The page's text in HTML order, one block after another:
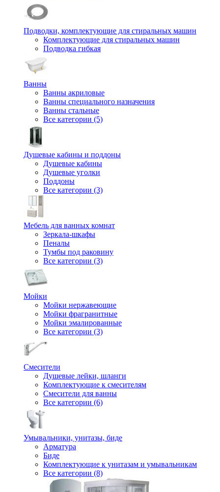
Подводки, комплектующие для стиральных машин
Комплектующие для стиральных машин
Подводка гибкая
Ванны
Ванны акриловые
Ванны специального назначения
Ванны стальные
Все категории (5)
Душевые кабины и поддоны
Душевые кабины
Душевые уголки
Поддоны
Все категории (3)
Мебель для ванных комнат
Зеркала-шкафы
Пеналы
Тумбы под раковину
Все категории (3)
Мойки
Мойки нержавеющие
Мойки фрагранитные
Мойки эмалированные
Все категории (3)
Смесители
Душевые лейки, шланги
Комплектующие к смесителям
Смесители для ванны
Все категории (6)
Умывальники, унитазы, биде
Арматура
Биде
Комплектующие к унитазам и умывальникам
Все категории (8)